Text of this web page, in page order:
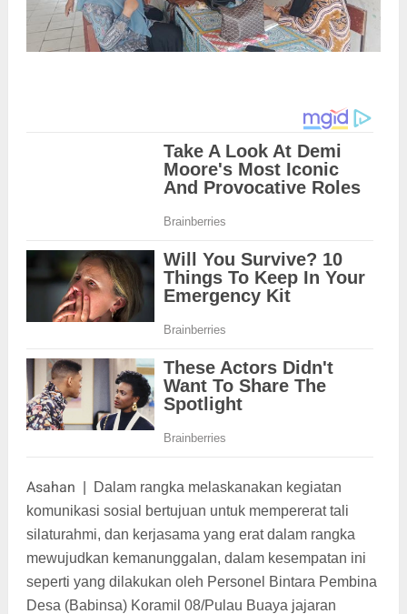
Asahan
Dalam rangka melaskanakan kegiatan
komunikasi sosial bertujuan untuk mempererat tali
silaturahmi, dan kerjasama yang erat dalam rangka
mewujudkan kemanunggalan, dalam kesempatan ini
seperti yang dilakukan oleh Personel Bintara Pembina
Desa (Babinsa) Koramil 08/Pulau Buaya jajaran